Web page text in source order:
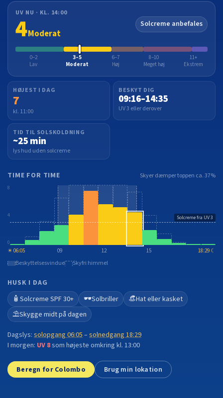
UV NU · KL. 14:00
4Moderat
Solcreme anbefales
0–2
Lav
3–5
Moderat
6–7
Høj
8–10
Meget høj
11+
Ekstrem
HØJEST I DAG
7
kl. 11:00
BESKYT DIG
09:16–14:35
UV 3 eller derover
TID TIL SOLSKOLDNING
~25 min
lys hud uden solcreme
TIME FOR TIME Skyer dæmper toppen ca. 37%
8
4
0
Solcreme fra UV 3
☀ 06:05 09 12 15 18:29 ☾
Beskyttelsesvindue Skyfri himmel
HUSK I DAG
🧴 Solcreme SPF 30+ 🕶️Solbriller 👒Hat eller kasket
⛱️Skygge midt på dagen
Dagslys: solopgang 06:05– solnedgang 18:29
I morgen: UV 8som højeste omkring kl. 13:00
Beregn for Colombo Brug min lokation